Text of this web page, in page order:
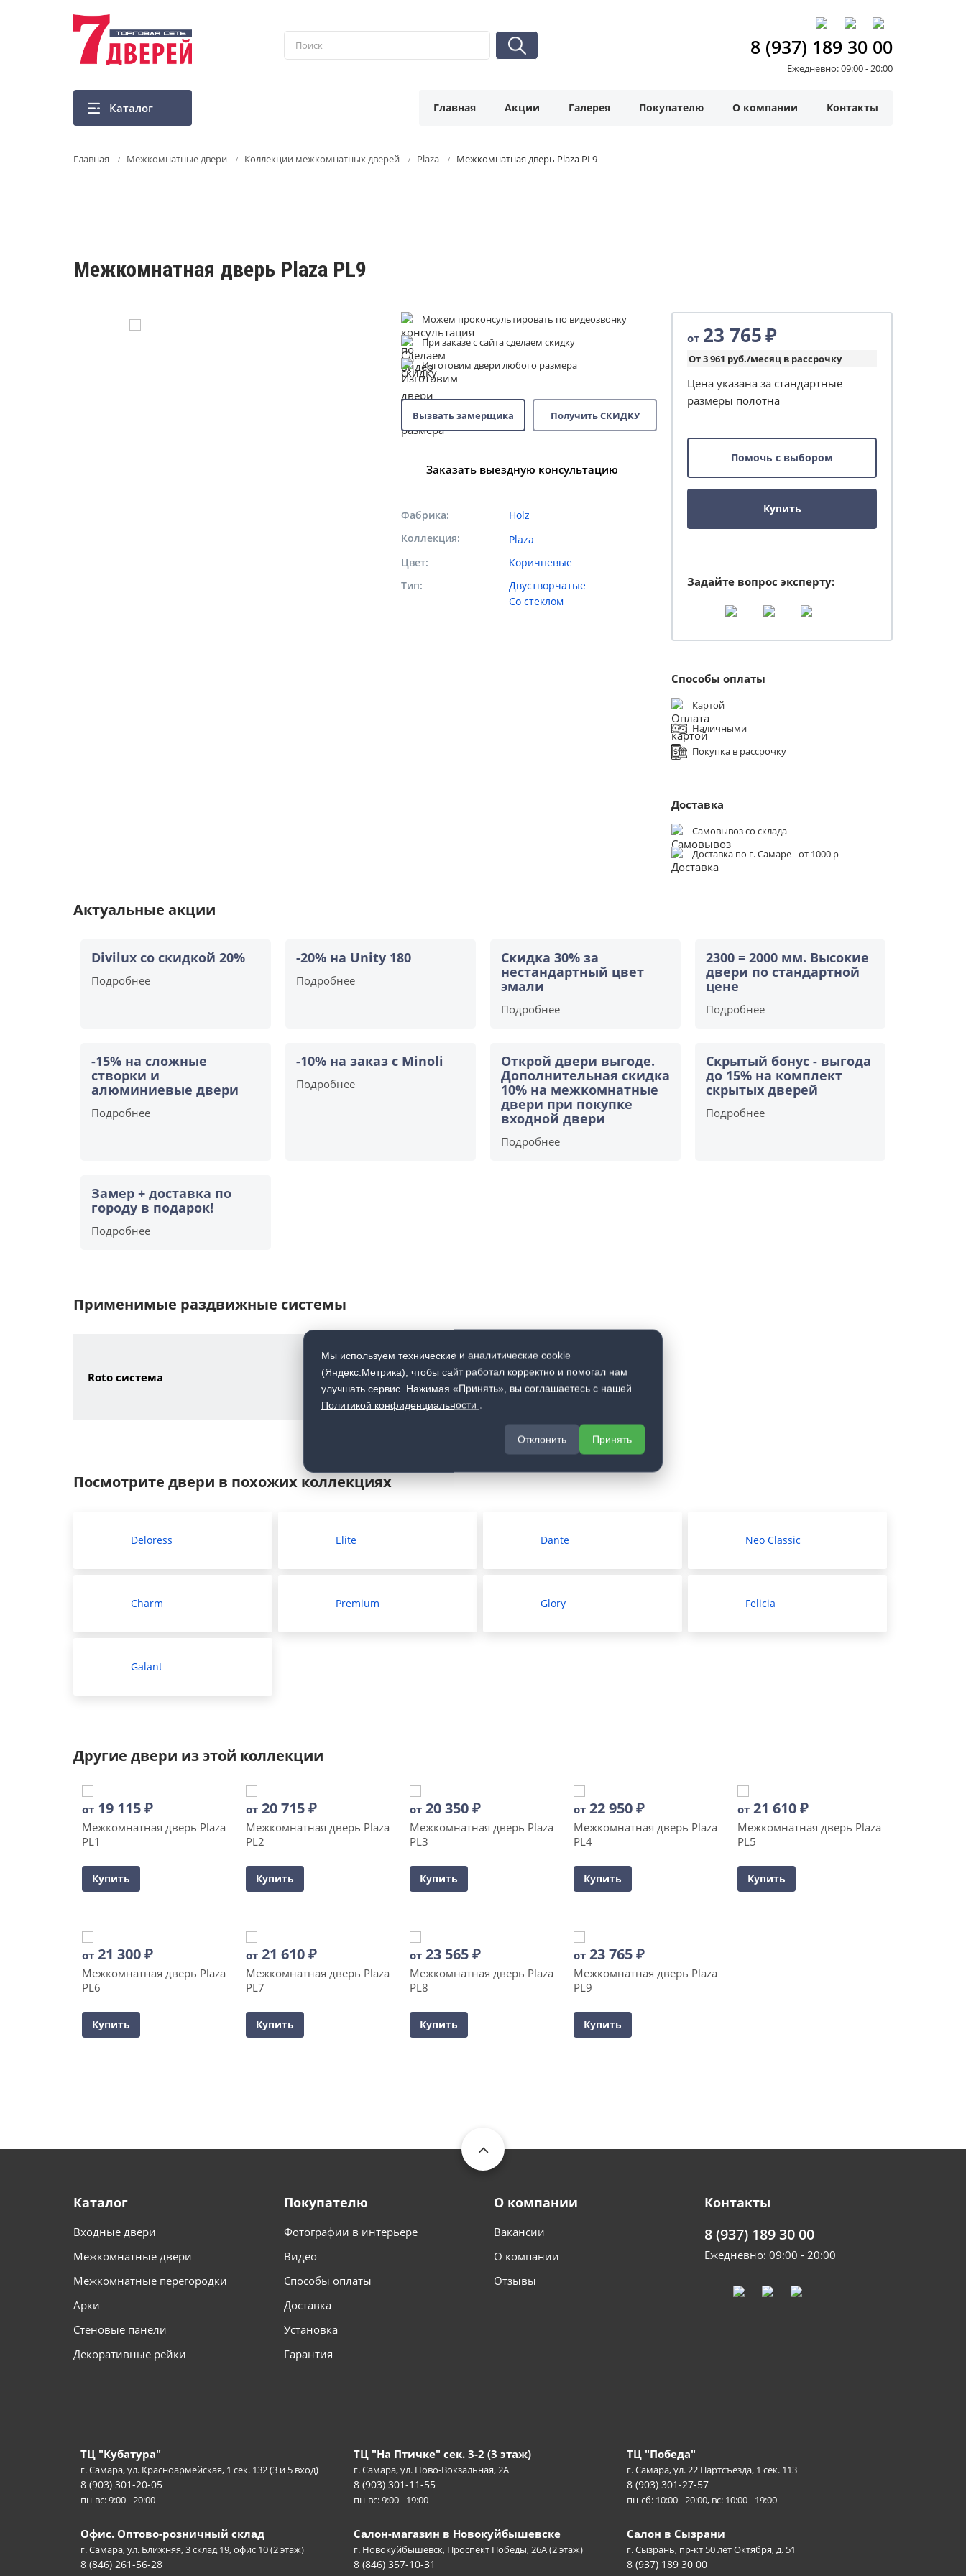
8 (937) 189 30 00
Ежедневно: 09:00 - 20:00
Каталог Главная Акции Галерея Покупателю О компании Контакты
Главная Межкомнатные двери Коллекции межкомнатных дверей Plaza Межкомнатная дверь Plaza PL9
Межкомнатная дверь Plaza PL9
Можем проконсультировать по видеозвонку
При заказе с сайта сделаем скидку
Изготовим двери любого размера
Вызвать замерщика Получить СКИДКУ
Заказать выездную консультацию
Фабрика
Holz
Коллекция
Plaza
Цвет
Коричневые
Тип
Двустворчатые
Со стеклом
от 23 765₽
От 3 961 руб./месяц в рассрочку
Цена указана за стандартные
размеры полотна
Помочь с выбором
Купить
Задайте вопрос эксперту:
Способы оплаты
Картой
Наличными
Покупка в рассрочку
Доставка
Самовывоз со склада
Доставка по г. Самаре - от 1000 р
Актуальные акции
Divilux со скидкой 20%
Подробнее
-20% на Unity 180
Подробнее
Скидка 30% за
нестандартный цвет
эмали
Подробнее
2300 = 2000 мм. Высокие
двери по стандартной
цене
Подробнее
-15% на сложные
створки и
алюминиевые двери
Подробнее
-10% на заказ с Minoli
Подробнее
Открой двери выгоде.
Дополнительная скидка
10% на межкомнатные
двери при покупке
входной двери
Подробнее
Скрытый бонус - выгода
до 15% на комплект
скрытых дверей
Подробнее
Замер + доставка по
городу в подарок!
Подробнее
Применимые раздвижные системы
Roto система Shift система
Посмотрите двери в похожих коллекциях
Deloress Elite Dante Neo Classic
Charm Premium Glory Felicia
Galant
Другие двери из этой коллекции
от 19 115₽
Межкомнатная дверь Plaza
PL1
Купить
от 20 715₽
Межкомнатная дверь Plaza
PL2
Купить
от 20 350₽
Межкомнатная дверь Plaza
PL3
Купить
от 22 950₽
Межкомнатная дверь Plaza
PL4
Купить
от 21 610₽
Межкомнатная дверь Plaza
PL5
Купить
от 21 300₽
Межкомнатная дверь Plaza
PL6
Купить
от 21 610₽
Межкомнатная дверь Plaza
PL7
Купить
от 23 565₽
Межкомнатная дверь Plaza
PL8
Купить
от 23 765₽
Межкомнатная дверь Plaza
PL9
Купить
Каталог
Входные двери
Межкомнатные двери
Межкомнатные перегородки
Арки
Стеновые панели
Декоративные рейки
Покупателю
Фотографии в интерьере
Видео
Способы оплаты
Доставка
Установка
Гарантия
О компании
Вакансии
О компании
Отзывы
Контакты
8 (937) 189 30 00
Ежедневно: 09:00 - 20:00
ТЦ "Кубатура"
г. Самара, ул. Красноармейская, 1 сек. 132 (3 и 5 вход)
8 (903) 301-20-05
пн-вс: 9:00 - 20:00
ТЦ "На Птичке" сек. 3-2 (3 этаж)
г. Самара, ул. Ново-Вокзальная, 2А
8 (903) 301-11-55
пн-вс: 9:00 - 19:00
ТЦ "Победа"
г. Самара, ул. 22 Партсъезда, 1 сек. 113
8 (903) 301-27-57
пн-сб: 10:00 - 20:00, вс: 10:00 - 19:00
Офис. Оптово-розничный склад
г. Самара, ул. Ближняя, 3 склад 19, офис 10 (2 этаж)
8 (846) 261-56-28
Салон-магазин в Новокуйбышевске
г. Новокуйбышевск, Проспект Победы, 26А (2 этаж)
8 (846) 357-10-31
Салон в Сызрани
г. Сызрань, пр-кт 50 лет Октября, д. 51
8 (937) 189 30 00
Мы используем технические и аналитические cookie
(Яндекс.Метрика), чтобы сайт работал корректно и помогал нам
улучшать сервис. Нажимая «Принять», вы соглашаетесь с нашей
Политикой конфиденциальности .
Отклонить Принять